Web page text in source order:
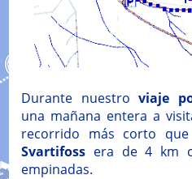
Durante nuestroviaje
una mañana entera a
recorrido más corto
Svartifossera de 4 km
empinadas.